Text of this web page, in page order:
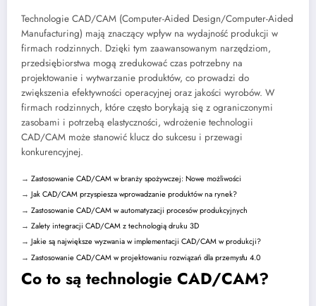
Technologie CAD/CAM (Computer-Aided Design/Computer-Aided
Manufacturing) mają znaczący wpływ na wydajność produkcji w
firmach rodzinnych. Dzięki tym zaawansowanym narzędziom,
przedsiębiorstwa mogą zredukować czas potrzebny na
projektowanie i wytwarzanie produktów, co prowadzi do
zwiększenia efektywności operacyjnej oraz jakości wyrobów. W
firmach rodzinnych, które często borykają się z ograniczonymi
zasobami i potrzebą elastyczności, wdrożenie technologii
CAD/CAM może stanowić klucz do sukcesu i przewagi
konkurencyjnej.
→ Zastosowanie CAD/CAM w branży spożywczej: Nowe możliwości
→ Jak CAD/CAM przyspiesza wprowadzanie produktów na rynek?
→ Zastosowanie CAD/CAM w automatyzacji procesów produkcyjnych
→ Zalety integracji CAD/CAM z technologią druku 3D
→ Jakie są największe wyzwania w implementacji CAD/CAM w produkcji?
→ Zastosowanie CAD/CAM w projektowaniu rozwiązań dla przemysłu 4.0
Co to są technologie CAD/CAM?